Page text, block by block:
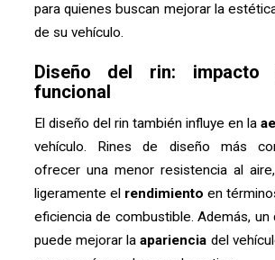
para quienes buscan mejorar la
de su vehículo.
Diseño del rin: impacto
funcional
El diseño del rin también influye en la
vehículo. Rines de diseño más
ofrecer una menor resistencia al
ligeramente el rendimiento en
eficiencia de combustible. Además, un
puede mejorar laapariencia del